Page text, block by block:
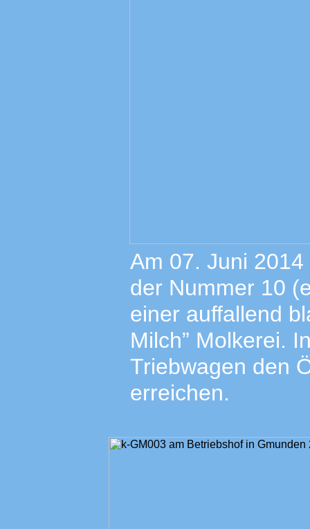
Am 07. Juni
der Nummer 10
einer auffallend
Milch” Molkerei.
Triebwagen den
erreichen.